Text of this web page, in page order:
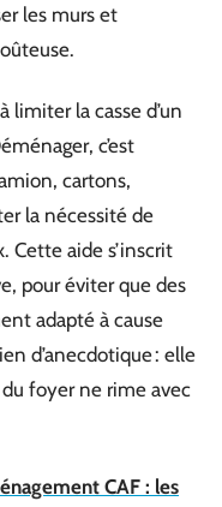
les murs et
limiter la casse d’un
c’est
cartons,
la nécessité de
Cette aide s’inscrit
pour éviter que des
adapté à cause
d’anecdotique : elle
foyer ne rime avec
CAF : les